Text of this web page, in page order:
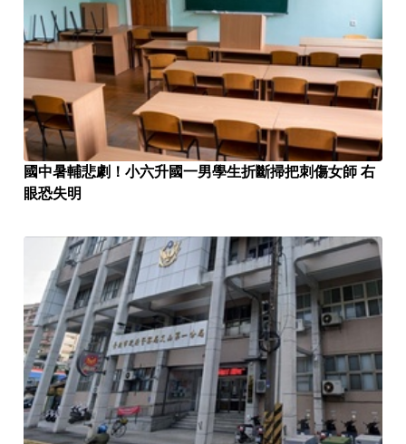
國中暑輔悲劇！小六升國一男學生折斷掃把刺傷女師 右
眼恐失明